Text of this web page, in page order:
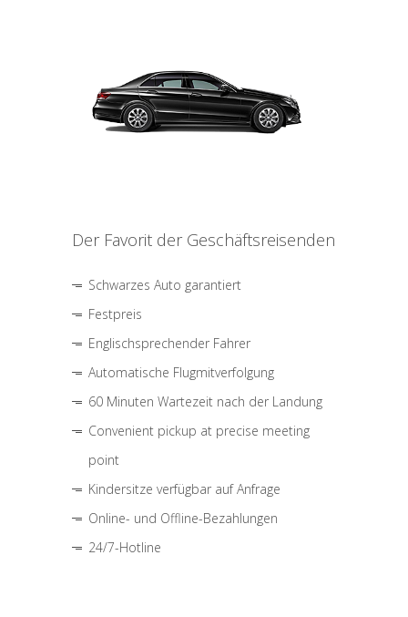
Der Favorit der Geschäftsreisenden
Schwarzes Auto garantiert
Festpreis
Englischsprechender Fahrer
Automatische Flugmitverfolgung
60 Minuten Wartezeit nach der Landung
Convenient pickup at precise meeting
point
Kindersitze verfügbar auf Anfrage
Online- und Offline-Bezahlungen
24/7-Hotline